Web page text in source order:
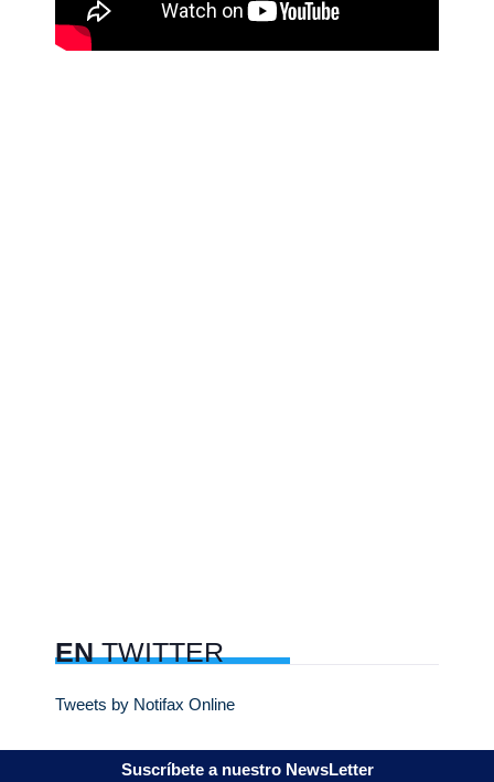
ENTWITTER
Tweets by Notifax Online
Suscríbete a nuestro NewsLetter